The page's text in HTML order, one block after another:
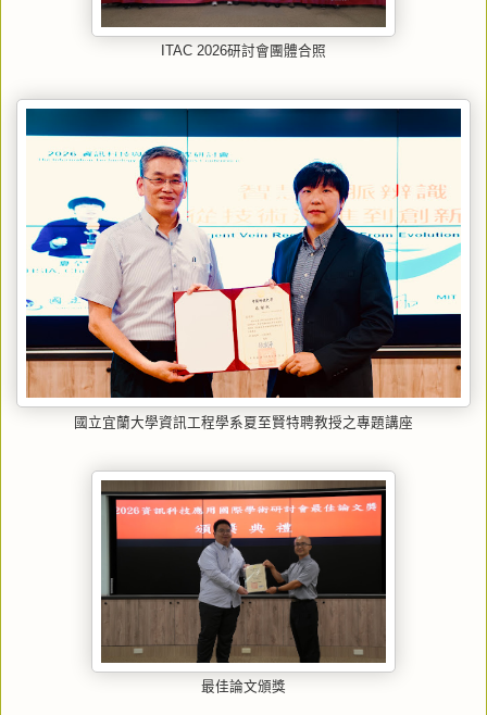
ITAC 2026研討會團體合照
國立宜蘭大學資訊工程學系夏至賢特聘教授之專題講座
最佳論文頒獎